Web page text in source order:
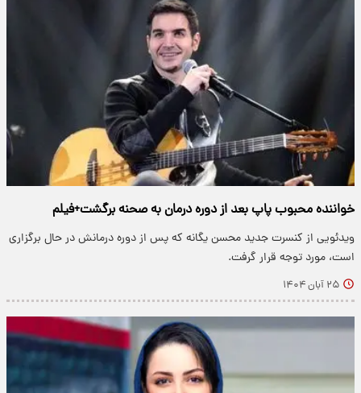
خواننده محبوب پاپ بعد از دوره درمان به صحنه برگشت+فیلم
ویدئویی از کنسرت جدید محسن یگانه که پس از دوره درمانش در حال برگزاری
است، مورد توجه قرار گرفت.
۲۵ آبان ۱۴۰۴